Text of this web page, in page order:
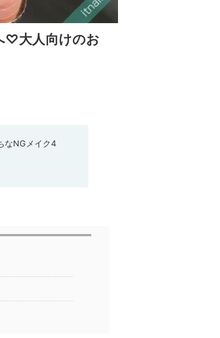
♡大人向けのお
なNGメイク4